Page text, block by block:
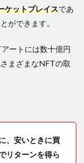
ケットプレイスであ
ができます。
ートには数十億円
まざまなNFTの取
、安いときに買
リターンを得ら